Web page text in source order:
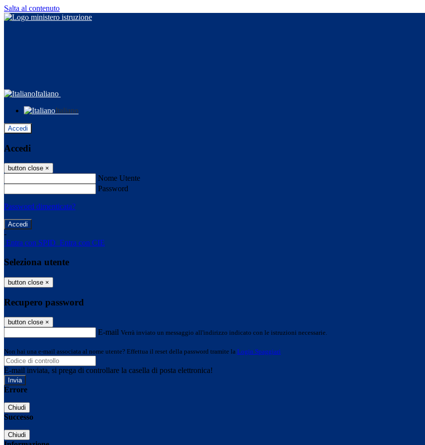
Salta al contenuto
Italiano
Italiano
Accedi
Accedi
button close ×
Nome Utente
Password
Password dimenticata?
-
Entra con SPID Entra con CIE
Seleziona utente
button close ×
Recupero password
button close ×
E-mail Verrà inviato un messaggio all'indirizzo indicato con le istruzioni necessarie.
Non hai una e-mail associata al nome utente? Effettua il reset della password tramite la Login Spaggiari
E-mail inviata, si prega di controllare la casella di posta elettronica!
Errore
Chiudi
Successo
Chiudi